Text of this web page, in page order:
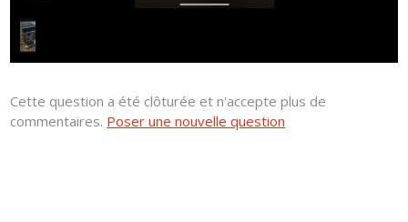
Cette question a été clôturée et n'accepte plus de
commentaires. Poser une nouvelle question